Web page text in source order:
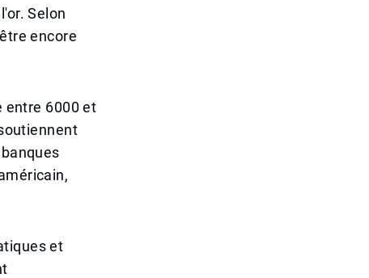
Selon
encore
entre 6000 et
et